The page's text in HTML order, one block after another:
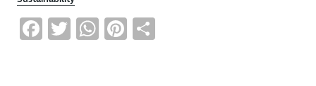
Facebook
Twitter
WhatsApp
Pinterest